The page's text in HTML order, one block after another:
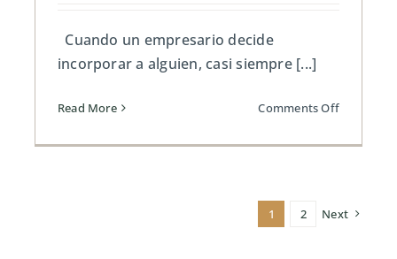
Cuando un empresario decide
incorporar a alguien, casi siempre [...]
Read More Comments Offon
cuesta
a
1 2 Next